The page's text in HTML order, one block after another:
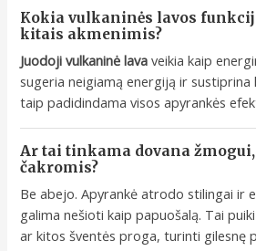
Kokia vulkaninės lavos
kitais akmenimis?
Juodoji vulkaninė lava veikia kaip
sugeria neigiamą energiją ir
taip padidindama visos apyrankės
Ar tai tinkama dovana
čakromis?
Be abejo. Apyrankė atrodo stilingai ir
galima nešioti kaip papuošalą. Tai
ar kitos šventės proga, turinti gilesnę